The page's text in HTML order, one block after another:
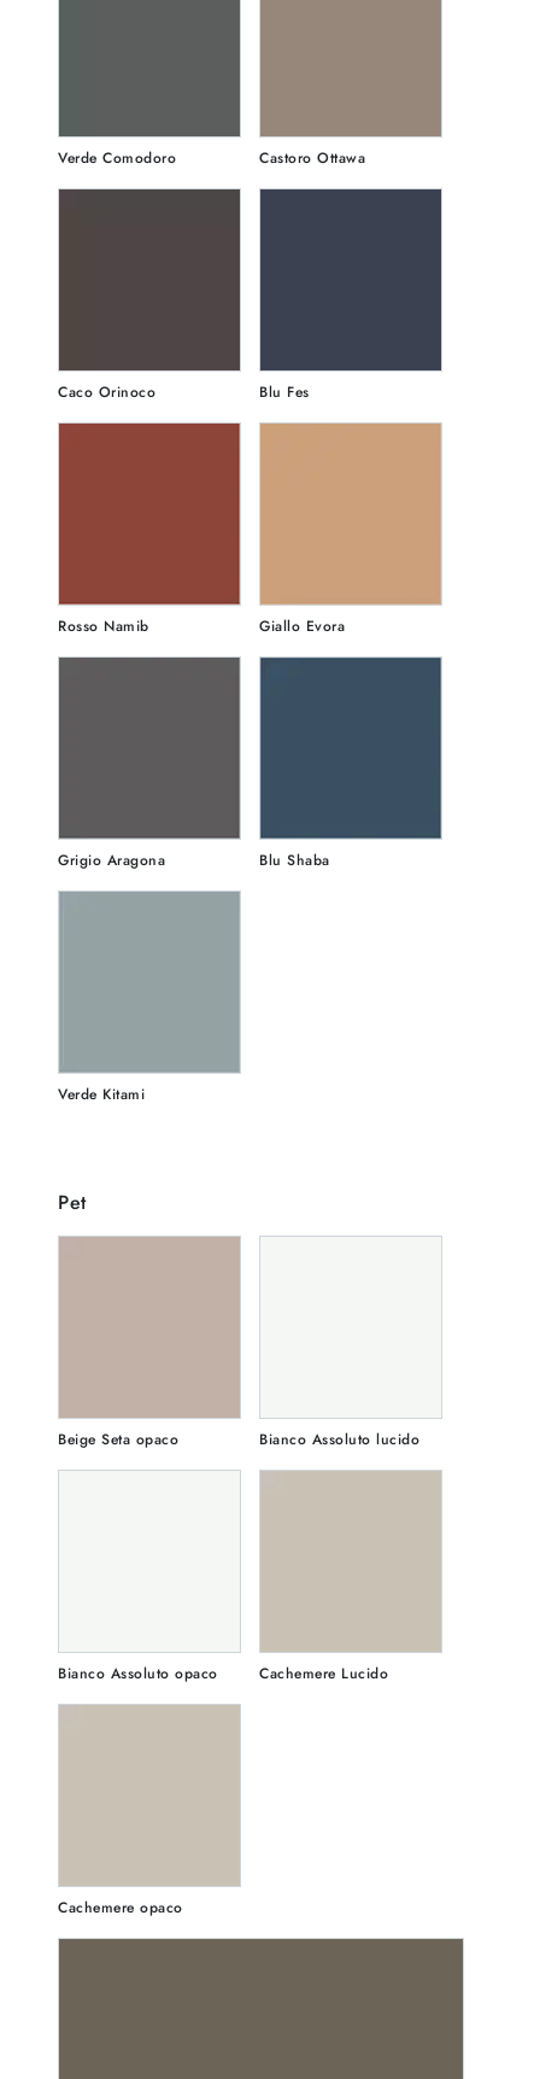
Verde Comodoro Castoro Ottawa
Caco Orinoco Blu Fes
Rosso Namib Giallo Evora
Grigio Aragona Blu Shaba
Verde Kitami
Pet
Beige Seta opaco Bianco Assoluto lucido
Bianco Assoluto opaco Cachemere Lucido
Cachemere opaco